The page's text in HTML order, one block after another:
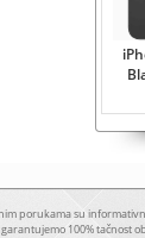
porukama su
garantujemo 100% tačnost